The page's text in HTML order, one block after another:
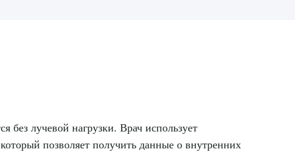
без лучевой нагрузки. Врач использует
который позволяет получить данные о внутренних